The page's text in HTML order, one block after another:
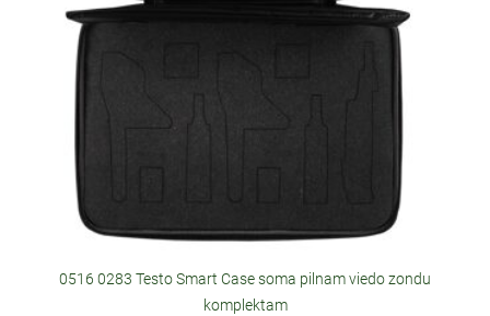
0516 0283 Testo Smart Case soma pilnam viedo zondu
komplektam